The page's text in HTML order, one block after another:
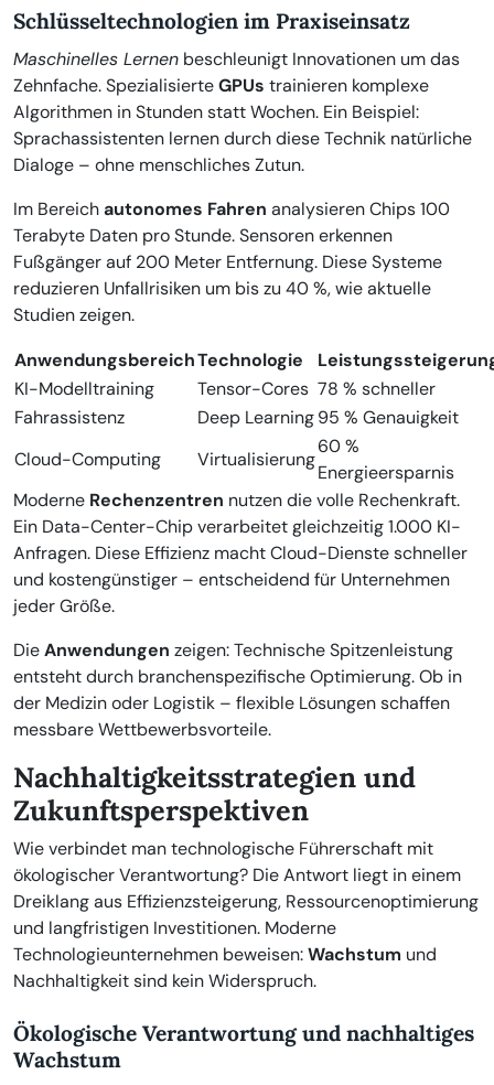
Schlüsseltechnologien im Praxiseinsatz
Maschinelles Lernen beschleunigt Innovationen um das
Zehnfache. SpezialisierteGPUs trainieren komplexe
Algorithmen in Stunden statt Wochen. Ein Beispiel:
Sprachassistenten lernen durch diese Technik natürliche
Dialoge – ohne menschliches Zutun.
Im Bereichautonomes Fahren analysieren Chips 100
Terabyte Daten pro Stunde. Sensoren erkennen
Fußgänger auf 200 Meter Entfernung. Diese Systeme
reduzieren Unfallrisiken um bis zu 40 %, wie aktuelle
Studien zeigen.
AnwendungsbereichTechnologie
KI-Modelltraining
Tensor-Cores 78 % schneller
Fahrassistenz
Deep Learning95 % Genauigkeit
Cloud-Computing
Virtualisierung
60 %
Energieersparnis
Moderne Rechenzentren nutzen die volle Rechenkraft.
Ein Data-Center-Chip verarbeitet gleichzeitig 1.000 KI-
Anfragen. Diese Effizienz macht Cloud-Dienste schneller
und kostengünstiger – entscheidend für Unternehmen
jeder Größe.
DieAnwendungen zeigen: Technische Spitzenleistung
entsteht durch branchenspezifische Optimierung. Ob in
der Medizin oder Logistik – flexible Lösungen schaffen
messbare Wettbewerbsvorteile.
Nachhaltigkeitsstrategien und
Zukunftsperspektiven
Wie verbindet man technologische Führerschaft mit
ökologischer Verantwortung? Die Antwort liegt in einem
Dreiklang aus Effizienzsteigerung, Ressourcenoptimierung
und langfristigen Investitionen. Moderne
Technologieunternehmen beweisen:Wachstum und
Nachhaltigkeit sind kein Widerspruch.
Ökologische Verantwortung und nachhaltiges
Wachstum